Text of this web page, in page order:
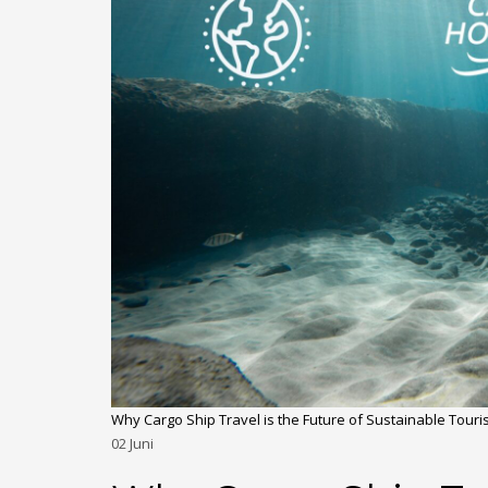
Why Cargo Ship Travel is the Future of Sustainable
02Juni